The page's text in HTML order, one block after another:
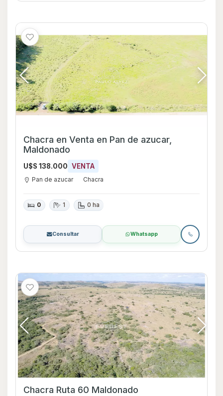
Chacra en Venta en Pan de azucar,
Maldonado
U$S 138.000 VENTA
Pan de azucar Chacra
0 1 0 ha
Consultar Whatsapp
Chacra Ruta 60 Maldonado